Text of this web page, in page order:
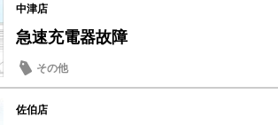
中津店
急速充電器故障
その他
佐伯店